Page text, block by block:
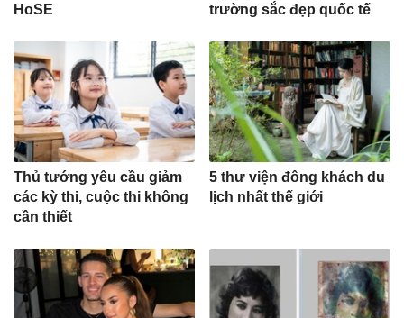
HoSE
trường sắc đẹp quốc tế
Thủ tướng yêu cầu giảm
các kỳ thi, cuộc thi không
cần thiết
5 thư viện đông khách du
lịch nhất thế giới